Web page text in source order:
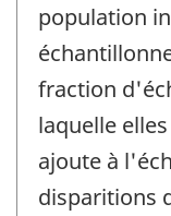
population
fraction
laquelle
ajoute à
disparitions